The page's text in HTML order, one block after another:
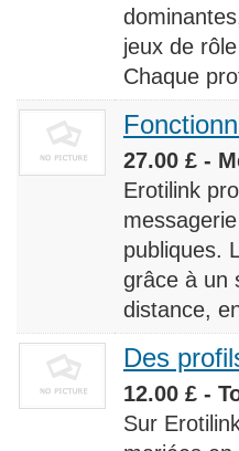
jeux de
Chaque
27.00 £ -
Erotilink
publiques.
grâce à un
distance,
Des
12.00 £ -
Sur